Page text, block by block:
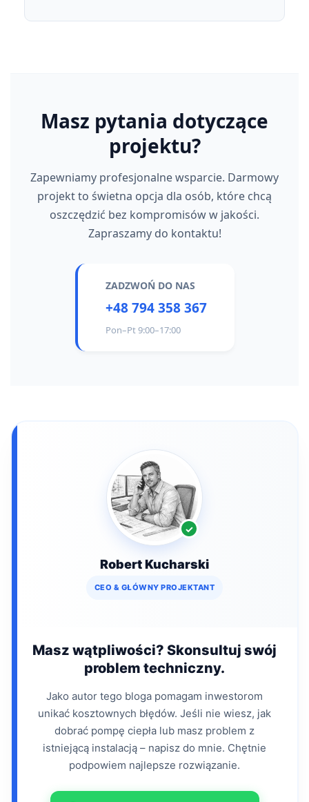
Masz pytania dotyczące
projektu?
Zapewniamy profesjonalne wsparcie. Darmowy
projekt to świetna opcja dla osób, które chcą
oszczędzić bez kompromisów w jakości.
Zapraszamy do kontaktu!
ZADZWOŃ DO NAS
+48 794 358 367
Pon–Pt 9:00–17:00
Robert Kucharski
CEO & GŁÓWNY PROJEKTANT
Masz wątpliwości? Skonsultuj swój
problem techniczny.
Jako autor tego bloga pomagam inwestorom
unikać kosztownych błędów. Jeśli nie wiesz, jak
dobrać pompę ciepła lub masz problem z
istniejącą instalacją – napisz do mnie. Chętnie
podpowiem najlepsze rozwiązanie.